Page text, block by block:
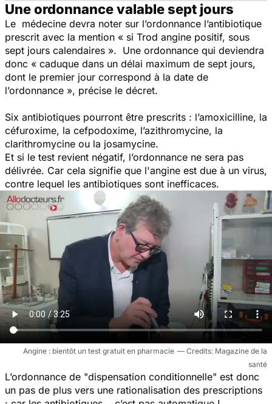
Une ordonnance valable sept jours
Le médecine devra noter sur l’ordonnance l’antibiotique
prescrit avec la mention « si Trod angine positif, sous
sept jours calendaires ». Une ordonnance qui deviendra
donc « caduque dans un délai maximum de sept jours,
dont le premier jour correspond à la date de
l’ordonnance », précise le décret.
Six antibiotiques pourront être prescrits : l’amoxicilline, la
céfuroxime, la cefpodoxime, l’azithromycine, la
clarithromycine ou la josamycine.
Et si le test revient négatif, l’ordonnance ne sera pas
délivrée. Car cela signifie que l'angine est due à un virus,
contre lequel les antibiotiques sont inefficaces.
Angine : bientôt un test gratuit en pharmacie
Magazine de la
santé
L’ordonnance de "dispensation conditionnelle" est donc
un pas de plus vers une rationalisation des prescriptions